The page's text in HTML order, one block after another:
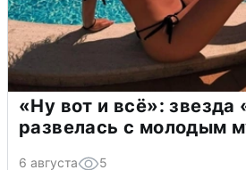
«Ну вот и всё»:
развелась с молодым
6 августа 5